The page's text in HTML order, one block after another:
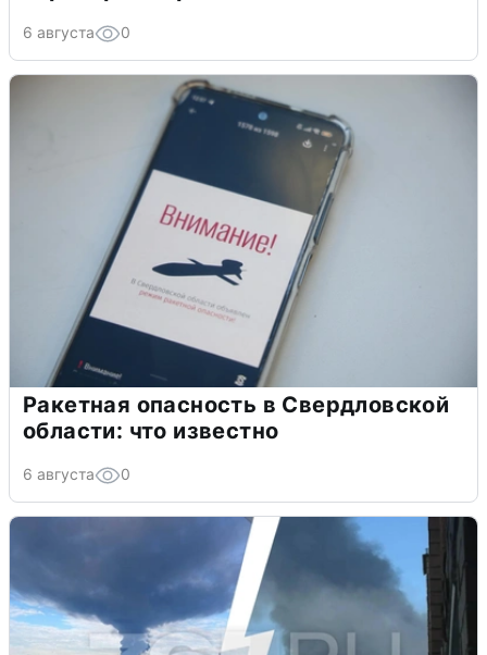
6 августа 0
Ракетная опасность в Свердловской
области: что известно
6 августа 0